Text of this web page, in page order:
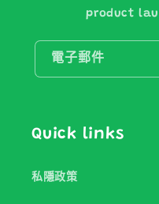
product
電子郵件
Quick links
私隱政策